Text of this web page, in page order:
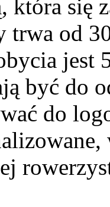
która się
od
jest
być do
do